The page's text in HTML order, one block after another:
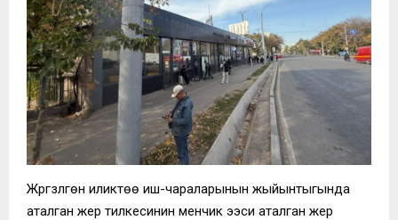
Жүргүзүлгөн иликтөө иш-чараларынын жыйынтыгында
аталган жер тилкесинин менчик ээси аталган жер